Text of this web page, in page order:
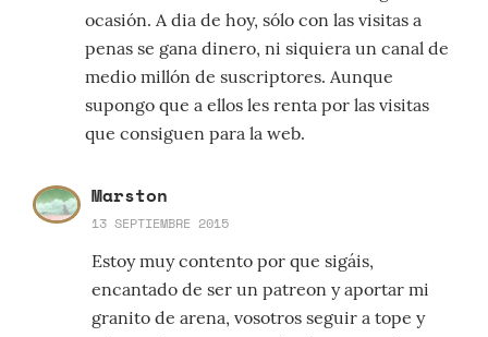
ocasión. A dia de hoy, sólo con las visitas a
penas se gana dinero, ni siquiera un canal de
medio millón de suscriptores. Aunque
supongo que a ellos les renta por las visitas
que consiguen para la web.
Marston
13 SEPTIEMBRE 2015
Estoy muy contento por que sigáis,
encantado de ser un patreon y aportar mi
granito de arena, vosotros seguir a tope y